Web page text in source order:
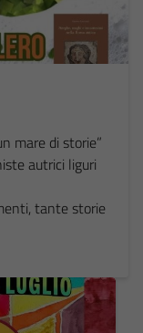
mare di storie”
autrici liguri
tante storie